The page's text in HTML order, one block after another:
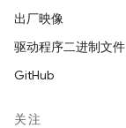
出厂映像
驱动程序二进制文件
GitHub
关注